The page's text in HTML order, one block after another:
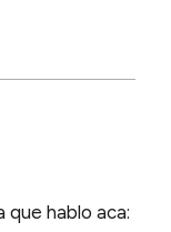
que hablo aca: